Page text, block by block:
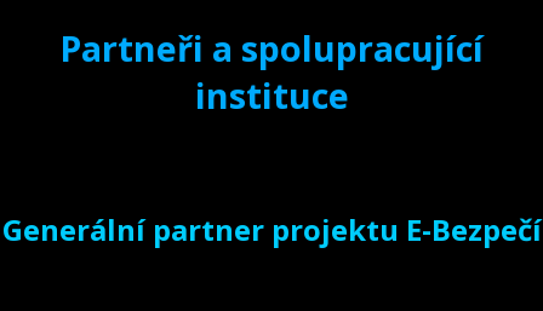
Partneři a spolupracující
instituce
Generální partner projektu E-Bezpečí